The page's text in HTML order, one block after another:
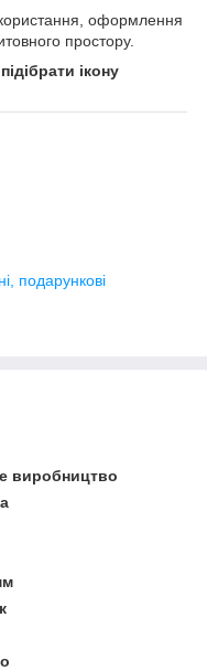
оформлення
простору.
ікону
подарункові
виробництво